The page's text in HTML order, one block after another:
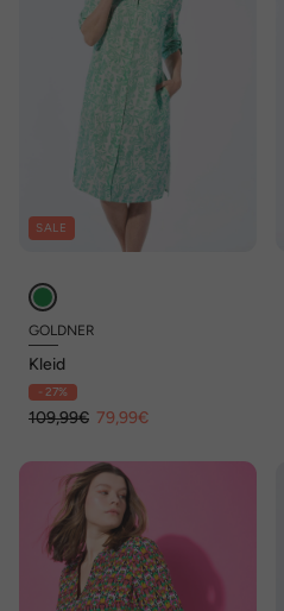
SALE
GOLDNER
Kleid
- 27%
109,99€ 79,99€